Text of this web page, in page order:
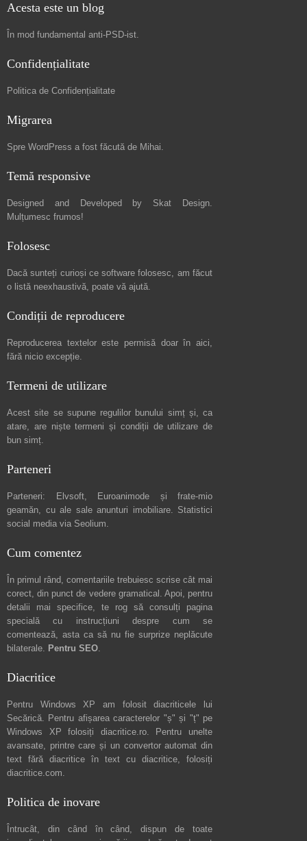
Acesta este un blog
În mod fundamental anti-PSD-ist.
Confidențialitate
Politica de Confidențialitate
Migrarea
Spre WordPress a fost făcută de Mihai.
Temă responsive
Designed and Developed by Skat Design.
Mulțumesc frumos!
Folosesc
Dacă sunteți curioși ce software folosesc, am făcut
o listă neexhaustivă, poate vă ajută.
Condiții de reproducere
Reproducerea textelor este permisă doar în aici,
fără nicio excepție.
Termeni de utilizare
Acest site se supune regulilor bunului simț și, ca
atare, are niștetermeni și condiții de utilizare de
bun simț.
Parteneri
Parteneri: Elvsoft, Euroanimode și frate-mio
geamăn, cu ale sale anunturi imobiliare. Statistici
social media via Seolium.
Cum comentez
În primul rând, comentariile trebuiesc scrise cât mai
corect, din punct de vedere gramatical. Apoi, pentru
detalii mai specifice, te rog să consulți pagina
specială cu instrucțiuni despre cum se
comentează, asta ca să nu fie surprize neplăcute
bilaterale. Pentru SEO.
Diacritice
Pentru Windows XP am folosit diacriticele lui
Secărică. Pentru afișarea caracterelor "ș" și "ț" pe
Windows XP folosiți diacritice.ro. Pentru unelte
avansate, printre care și un convertor automat din
text fără diacritice în text cu diacritice, folosiți
diacritice.com.
Politica de inovare
Întrucât, din când în când, dispun de toate